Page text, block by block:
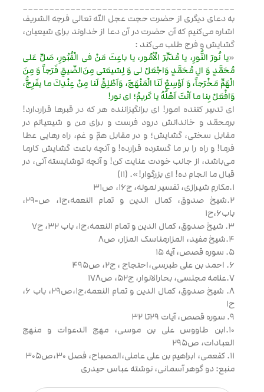
به دعاى ديگرى از حضرت حجت عجل الله تعالى فرجه الشريف
اشاره مى‌كنيم كه آن حضرت در آن دعا از خداوند براى شيعيان،
گشايش و فرج طلب مى‌كند :
«يا نُورَ النُّورِ، يا مُدَبِّرَ الْاُمُور، يا باعِثَ مَنْ فى الْقُبُورِ، صَلِّ عَلى
مُحَمَّدٍ وَ الِ مُحَمَّدٍ وَاجْعَلْ لى وَ لِشيعَتى مِنَ‌الضّيقِ فَرَجاً وَ مِنَ
الْهَمِّ مَخْرَجاً، وَ اَوْسِعْ لَنَا الْمَنْهَجَ‌، وَاَطْلِقْ لَنا مِنْ عِنْدِكَ ما يفَرِجُّ‌،
وَافْعَلْ بِنا ما اَنْتَ اَهْلُهُ يا كَريمُ‌؛ اى نور!
اى تدبير كننده امور! اى برانگيزاننده هر كه در قبرها قراردارد!
برمحمّد و خاندانش درود فرست و براى من و شيعيانم در
مقابل سختى، گشايش؛ و در مقابل همّ و غم، راه رهايى عطا
فرما! و راه را بر ما گسترده قرارده! و آنچه باعث گشايش كارما
مى‌باشد، از جانب خودت عنايت كن! و آنچه توشايسته آنى، در
قبال ما انجام ده! اى بزرگوار!». (11)
1.مکارم شیرازی، تفسیر نمونه، ج16، ص31
2.شیخ صدوق، کمال الدین و تمام النعمه،ج1، ص290،
باب6،ح1
3. شیخ صدوق، کمال الدین و تمام النعمه،ج1، باب 32، ح7
4.شیخ مفید، المزارمناسک المزار، ص8
5. سوره قصص، آیه 15
6. احمد بن علی طبرسی،احتجاج ، ج2، ص495
7.علامه مجلسی، بحارالانوار، ج52، ص178
8. شیخ صدوق، کمال الدین و تمام النعمه،ج1،ص29، باب 6،
ح1
9. سوره قصص، آیات 29تا 32
10.ابن طاووس علی بن موسی، مهج الدعوات و منهج
العبادات، ص295
11. کفعمی، ابراهیم بن علی عاملی،المصباح، فصل 30،ص305
منبع: دو گوهر آسمانی، نوشته عباس حیدری